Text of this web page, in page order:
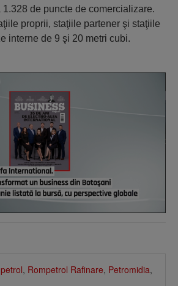
de puncte de comercializare.
proprii, staţiile partener şi staţiile
interne de 9 şi 20 metri cubi.​
, Rompetrol Rafinare, Petromidia,